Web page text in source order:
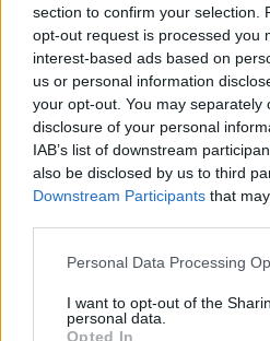
section to confirm your selection.
opt-out request is processed you
interest-based ads based on
us or personal information
your opt-out. You may separately
disclosure of your personal
IAB’s list of downstream
also be disclosed by us to third
Downstream Participants that
Personal Data Processing
I want to opt-out of the
personal data.
Opted In
giovani tra i…
7 Ago 2026
Il Selargius
Manuel Rinino e
6 Ago 2026
Le 5 sarde
laziali, 4
Budoni-Latte
6 Ago 2026